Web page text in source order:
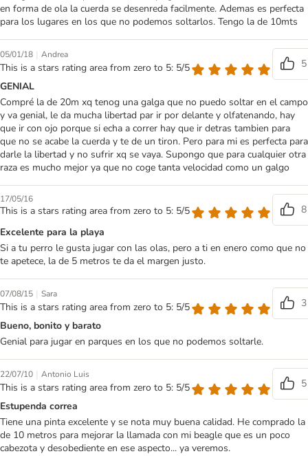
en forma de ola la cuerda se desenreda facilmente. Ademas es perfecta
para los lugares en los que no podemos soltarlos. Tengo la de 10mts
05/01/18 | Andrea
This is a stars rating area from zero to 5: 5/5
5
GENIAL
Compré la de 20m xq tenog una galga que no puedo soltar en el campo
y va genial, le da mucha libertad par ir por delante y olfatenando, hay
que ir con ojo porque si echa a correr hay que ir detras tambien para
que no se acabe la cuerda y te de un tiron. Pero para mi es perfecta para
darle la libertad y no sufrir xq se vaya. Supongo que para cualquier otra
raza es mucho mejor ya que no coge tanta velocidad como un galgo
17/05/16
This is a stars rating area from zero to 5: 5/5
8
Excelente para la playa
Si a tu perro le gusta jugar con las olas, pero a ti en enero como que no
te apetece, la de 5 metros te da el margen justo.
07/08/15 | Sara
This is a stars rating area from zero to 5: 5/5
3
Bueno, bonito y barato
Genial para jugar en parques en los que no podemos soltarle.
22/07/10 | Antonio Luis
This is a stars rating area from zero to 5: 5/5
5
Estupenda correa
Tiene una pinta excelente y se nota muy buena calidad. He comprado la
de 10 metros para mejorar la llamada con mi beagle que es un poco
cabezota y desobediente en ese aspecto... ya veremos.